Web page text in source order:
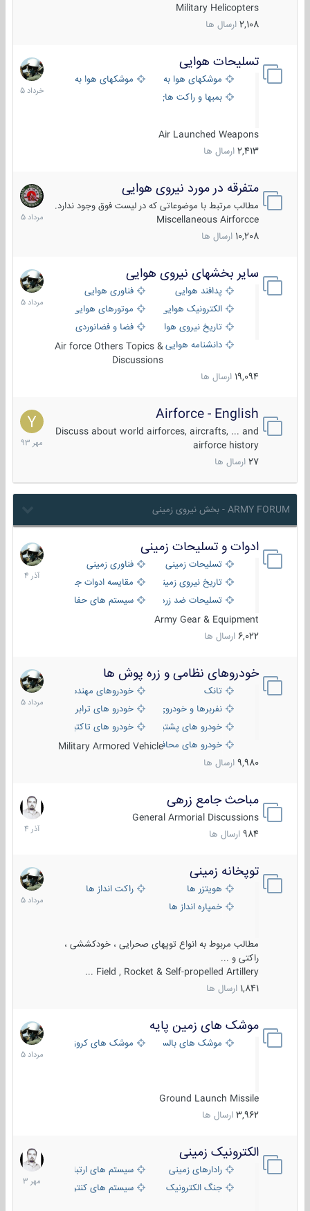
Military Helicopters
2,108 ارسال ها
تسلیحات هوایی
موشکهای هوا به هوا
موشکهای هوا به سطح
بمبها و راکت های هوایی
Air Launched Weapons
2,413 ارسال ها
30
خرداد
1405
متفرقه در مورد نیروی هوایی
مطالب مرتبط با موضوعاتی که در لیست فوق وجود ندارد.
Miscellaneous Airforcce
10,208 ارسال ها
7
مرداد
1405
سایر بخشهای نیروی هوایی
پدافند هوایی
فناوری هوایی
الکترونیک هوایی
موتورهای هوایی
تاریخ نیروی هوایی
فضا و فضانوردی
دانشنامه هواییAir force Others Topics &
Discussions
19,094 ارسال ها
2
مرداد
1405
Airforce - English
Discuss about world airforces, aircrafts, ... and
airforce history
27 ارسال ها
15
مهر
1393
ARMY FORUM - بخش نیروی زمینی
ادوات و تسلیحات زمینی
تسلیحات زمینی
فناوری زمینی
تاریخ نیروی زمینی
مقایسه ادوات جنگی
تسلیحات ضد زره
سیستم های حفاظت فعال
Army Gear & Equipment
6,022 ارسال ها
21
آذر
1404
خودروهای نظامی و زره پوش ها
تانک
خودروهای مهندسی
نفربرها و خودروی های رزمی پیاده نظام
خودرو های ترابری نظامی
خودرو های پشتیبانی آتش ، شناسایی و ضد تانک
خودرو های تاکتیکی نظامی
خودرو های محافظت شدهMilitary Armored Vehicle
9,980 ارسال ها
2
مرداد
1405
مباحث جامع زرهی
General Armorial Discussions
984 ارسال ها
7
آذر
1404
توپخانه زمینی
هویتزر ها
راکت انداز ها
خمپاره انداز ها
مطالب مربوط به انواع توپهای صحرایی ، خودکششی ،
راکتی و ...
Field , Rocket & Self-propelled Artillery ...
1,841 ارسال ها
9
مرداد
1405
موشک های زمین پایه
موشک های بالستیک موشک های کروز
Ground Launch Missile
3,962 ارسال ها
2
مرداد
1405
الکترونیک زمینی
رادارهای زمینی
سیستم های ارتباطی و جمع آوری
جنگ الکترونیک
سیستم های کنترل آتش و تجهیزات
1
مهر
1403